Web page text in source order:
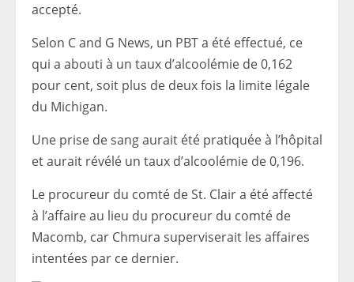
accepté.
Selon C and G News, un PBT a été effectué, ce
qui a abouti à un taux d’alcoolémie de 0,162
pour cent, soit plus de deux fois la limite légale
du Michigan.
Une prise de sang aurait été pratiquée à l’hôpital
et aurait révélé un taux d’alcoolémie de 0,196.
Le procureur du comté de St. Clair a été affecté
à l’affaire au lieu du procureur du comté de
Macomb, car Chmura superviserait les affaires
intentées par ce dernier.